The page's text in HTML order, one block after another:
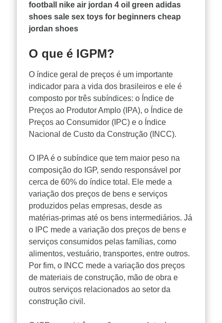
football
nike air jordan 4 oil green adidas
shoes sale sex toys for beginners cheap
jordan shoes
O que é IGPM?
O índice geral de preços é um importante
indicador para a vida dos brasileiros e ele é
composto por três subíndices: o Índice de
Preços ao Produtor Amplo (IPA), o Índice de
Preços ao Consumidor (IPC) e o Índice
Nacional de Custo da Construção (INCC).
O IPA é o subíndice que tem maior peso na
composição do IGP, sendo responsável por
cerca de 60% do índice total. Ele mede a
variação dos preços de bens e serviços
produzidos pelas empresas, desde as
matérias-primas até os bens intermediários. Já
o IPC mede a variação dos preços de bens e
serviços consumidos pelas famílias, como
alimentos, vestuário, transportes, entre outros.
Por fim, o INCC mede a variação dos preços
de materiais de construção, mão de obra e
outros serviços relacionados ao setor da
construção civil.